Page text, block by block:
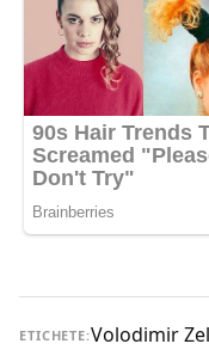
ETICHETE:Volodimir